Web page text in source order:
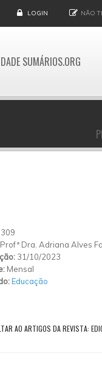
LOGIN NÃO
SUMÁRIOS.ORG
Profª Dra. Adriana Alves
31/10/2023
Mensal
Educação
AO ARTIGOS DA REVISTA: